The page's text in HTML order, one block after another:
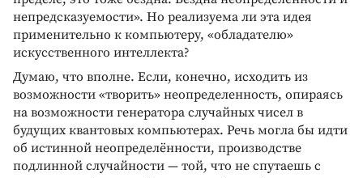
непредсказуемости». Но реализуема ли эта идея
применительно к компьютеру, «обладателю»
искусственного интеллекта?
Думаю, что вполне. Если, конечно, исходить из
возможности «творить» неопределенность, опираясь
на возможности генератора случайных чисел в
будущих квантовых компьютерах. Речь могла бы идти
об истинной неопределённости, производстве
подлинной случайности — той, что не спутаешь с